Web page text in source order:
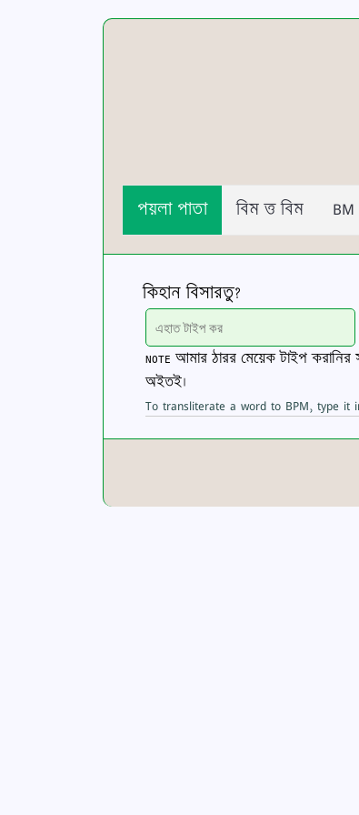
পয়লা পাতা বিম ত্ত বিম
কিহান বিসারতু?
NOTE আমার ঠারর মেয়েক টাইপ করানির
অইতই।
To transliterate a word to BPM, type it